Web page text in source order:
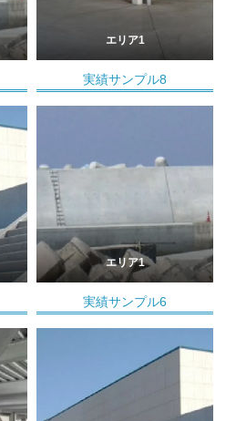
エリア1
実績サンプル8
エリア1
実績サンプル6